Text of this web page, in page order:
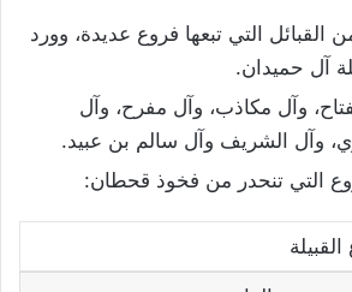
التي تبعها فروع عديدة، وورد
آل حميدان.
وآل مكاذب، وآل مفرح، وآل
وآل الشريف وآل سالم بن عبيد.
التي تنحدر من فخوذ قحطان: